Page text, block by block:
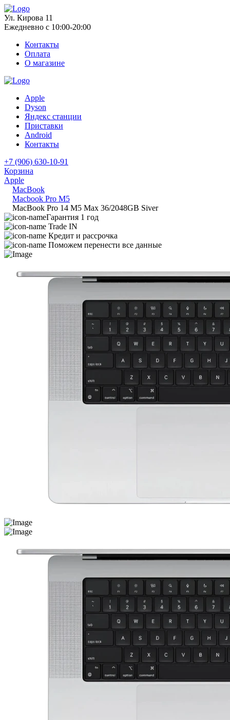
Ул. Кирова 11
Ежедневно с 10:00-20:00
Контакты
Оплата
О магазине
Apple
Dyson
Яндекс станции
Приставки
Android
Контакты
+7 (906) 630-10-91
Корзина
Apple
MacBook
Macbook Pro M5
MacBook Pro 14 M5 Max 36/2048GB Siver
Гарантия 1 год
Trade IN
Кредит и рассрочка
Поможем перенести все данные